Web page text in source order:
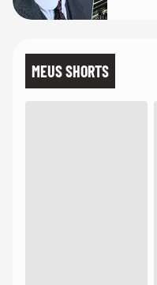
MEUS SHORTS